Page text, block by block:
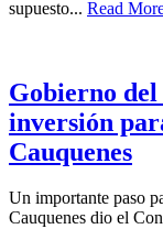
supuesto... Read
Gobierno
inversión
Cauquenes
Un importante paso
Cauquenes dio el